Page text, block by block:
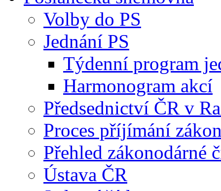
Volby do PS
Jednání PS
Týdenní program
Harmonogram akcí
Předsednictví ČR v
Proces příjímání
Přehled zákonodárné
Ústava ČR